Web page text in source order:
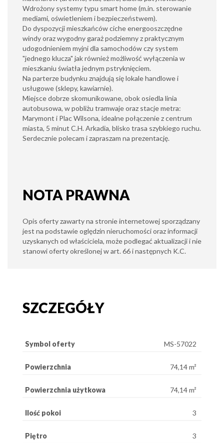
Wdrożony systemy typu smart home (m.in. sterowanie
mediami, oświetleniem i bezpieczeństwem).
Do dyspozycji mieszkańców ciche energooszczędne
windy oraz wygodny garaż podziemny z praktycznym
udogodnieniem myjni dla samochodów czy system
"jednego klucza" jak również możliwość wyłączenia w
mieszkaniu światła jednym pstryknięciem.
Na parterze budynku znajdują się lokale handlowe i
usługowe (sklepy, kawiarnie).
Miejsce dobrze skomunikowane, obok osiedla linia
autobusowa, w pobliżu tramwaje oraz stacje metra:
Marymont i Plac Wilsona, idealne połączenie z centrum
miasta, 5 minut C.H. Arkadia, blisko trasa szybkiego ruchu.
Serdecznie polecam i zapraszam na prezentację.
NOTA PRAWNA
Opis oferty zawarty na stronie internetowej sporządzany
jest na podstawie oględzin nieruchomości oraz informacji
uzyskanych od właściciela, może podlegać aktualizacji i nie
stanowi oferty określonej w art. 66 i następnych K.C.
SZCZEGÓŁY
Symbol oferty MS-57022
Powierzchnia 74,14 m²
Powierzchnia użytkowa 74,14 m²
Ilość pokoi 3
Piętro 3